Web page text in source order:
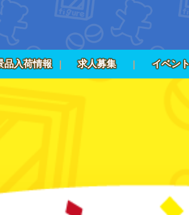
品入荷情報 求人募集 イベント